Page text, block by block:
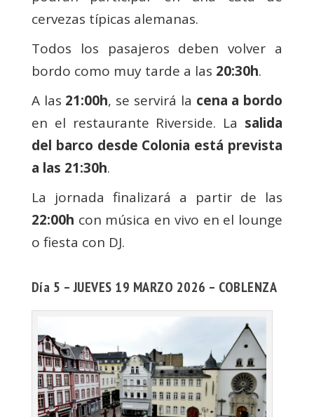
cervezas típicas alemanas.
Todos los pasajeros deben volver a
bordo como muy tarde a las 20:30h.
A las 21:00h, se servirá la cena a bordo
en el restaurante Riverside. La salida
del barco desde Colonia está prevista
a las 21:30h.
La jornada finalizará a partir de las
22:00h con música en vivo en el lounge
o fiesta con DJ.
Día 5 – JUEVES 19 MARZO 2026 – COBLENZA